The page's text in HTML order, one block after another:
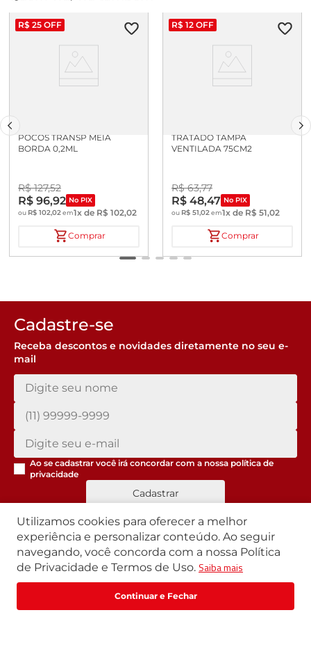
Fale com um especialista
R$ 25 OFF
POCOS TRANSP MEIA
BORDA 0,2ML
R$ 127,52
R$ 96,92 No PIX
ou R$ 102,02em1x de R$ 102,02
Comprar
R$ 12 OFF
TRATADO TAMPA
VENTILADA 75CM2
R$ 63,77
R$ 48,47 No PIX
ou R$ 51,02em1x de R$ 51,02
Comprar
Cadastre-se
Receba descontos e novidades diretamente no seu e-
mail
Ao se cadastrar você irá concordar com a nossa política de
privacidade
Cadastrar
Segunda a Sexta | 07h42 às 17h30
Exceto feriados
WhatsApp:
Email:loja@marte.com.br
Utilizamos cookies para oferecer a melhor
experiência e personalizar conteúdo. Ao seguir
navegando, você concorda com a nossa Política
de Privacidade e Termos de Uso. Saiba mais